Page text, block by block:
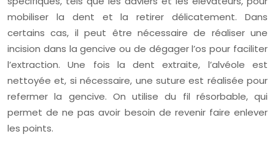
mobiliser la dent et la retirer délicatement. Dans
certains cas, il peut être nécessaire de réaliser une
incision dans la gencive ou de dégager l’os pour faciliter
l’extraction. Une fois la dent extraite, l’alvéole est
nettoyée et, si nécessaire, une suture est réalisée pour
refermer la gencive. On utilise du fil résorbable, qui
permet de ne pas avoir besoin de revenir faire enlever
les points.